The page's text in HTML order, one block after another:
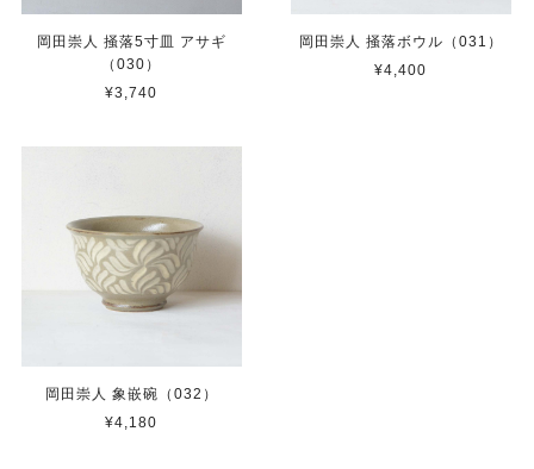
岡田崇人 掻落5寸皿 アサギ
（030）
¥3,740
岡田崇人 掻落ボウル（031）
¥4,400
岡田崇人 象嵌碗（032）
¥4,180